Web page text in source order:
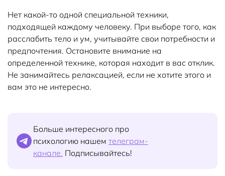
Нет какой-то одной специальной техники,
подходящей каждому человеку. При выборе того, как
расслабить тело и ум, учитывайте свои потребности и
предпочтения. Остановите внимание на
определенной технике, которая находит в вас отклик.
Не занимайтесь релаксацией, если не хотите этого и
вам это не интересно.
Больше интересного про
психологию нашем телеграм-
канале. Подписывайтесь!